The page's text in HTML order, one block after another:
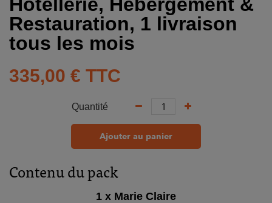
Restauration, 1 livraison
tous les mois
335,00 € TTC
Quantité
Ajouter au panier
Contenu du pack
1 x Marie Claire